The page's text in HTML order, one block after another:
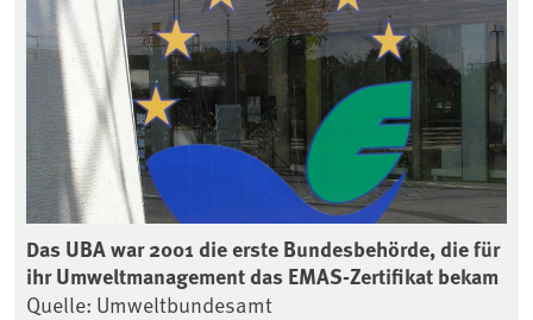
Das UBA war 2001 die erste Bundesbehörde, die für
ihr Umweltmanagement das EMAS-Zertifikat bekam
Quelle: Umweltbundesamt